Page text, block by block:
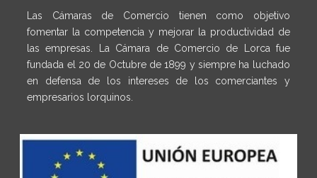
Las Cámaras de Comercio tienen como objetivo
fomentar la competencia y mejorar la productividad de
las empresas. La Cámara de Comercio de Lorca fue
fundada el 20 de Octubre de 1899 y siempre ha luchado
en defensa de los intereses de los comerciantes y
empresarios lorquinos.